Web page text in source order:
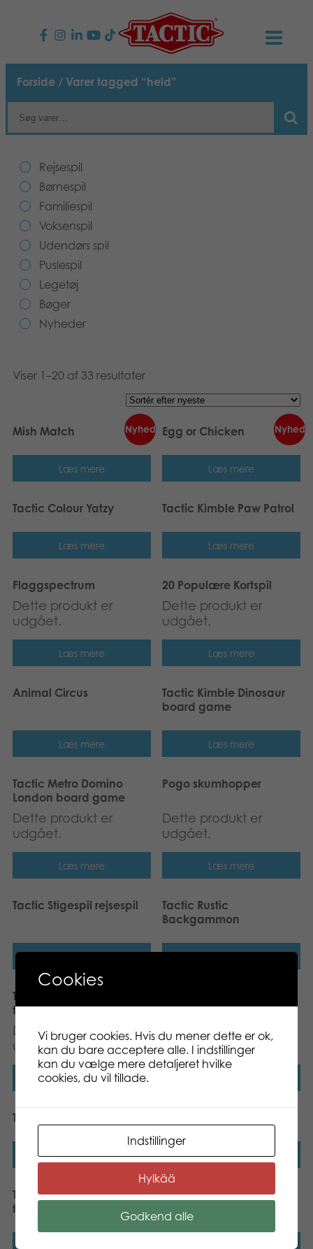
PRODUKTER
Voksenspil
Udendørs spil
Puslespil
Legetøj
Bøger
Arkiverede produkter
NYHEDER
Etisk kodeks
Ansvarlighed
Vores historie
KONTAKTER
Kontakt os
Links
B2B-SHOP
Forside / Varer tagged “held”
Rejsespil
Børnespil
Familiespil
Voksenspil
Udendørs spil
Puslespil
Legetøj
Bøger
Nyheder
Viser 1–20 af 33 resultater
Nyhed
Mish Match
Læs mere
Nyhed
Egg or Chicken
Læs mere
Tactic Colour Yatzy
Læs mere
Tactic Kimble Paw Patrol
Læs mere
Flaggspectrum
Dette produkt er
udgået.
Læs mere
20 Populære Kortspil
Dette produkt er
udgået.
Læs mere
Animal Circus
Læs mere
Tactic Kimble Dinosaur
board game
Læs mere
Tactic Metro Domino
London board game
Dette produkt er
udgået.
Læs mere
Pogo skumhopper
Dette produkt er
udgået.
Læs mere
Tactic Stigespil rejsespil
Tactic Rustic
Backgammon
Tactic Yatzy med
træterninger
Dette produkt er
udgået.
Læs mere
Tactic Yatzy dice game
Læs mere Læs mere
Tactic Populære
terningspil
Tactic Yatzy med
træterninger
Cookies
Vi bruger cookies. Hvis du mener dette er ok,
kan du bare acceptere alle. I indstillinger
kan du vælge mere detaljeret hvilke
cookies, du vil tillade.
Indstillinger
Hylkää
Godkend alle